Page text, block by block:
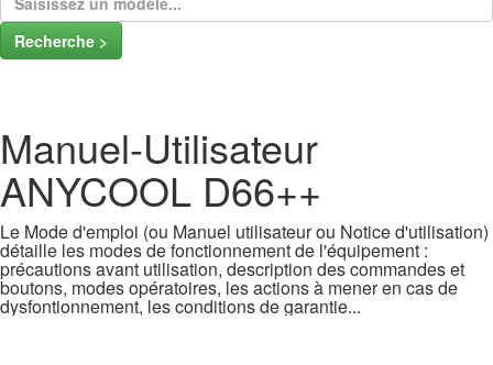
Recherche >
Manuel-Utilisateur
ANYCOOL D66++
Le Mode d'emploi (ou Manuel utilisateur ou Notice d'utilisation)
détaille les modes de fonctionnement de l'équipement :
précautions avant utilisation, description des commandes et
boutons, modes opératoires, les actions à mener en cas de
dysfontionnement, les conditions de garantie...